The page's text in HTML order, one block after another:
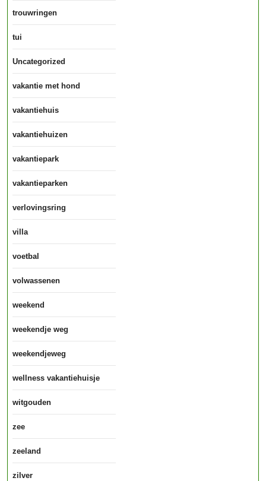
trouwringen
tui
Uncategorized
vakantie met hond
vakantiehuis
vakantiehuizen
vakantiepark
vakantieparken
verlovingsring
villa
voetbal
volwassenen
weekend
weekendje weg
weekendjeweg
wellness vakantiehuisje
witgouden
zee
zeeland
zilver